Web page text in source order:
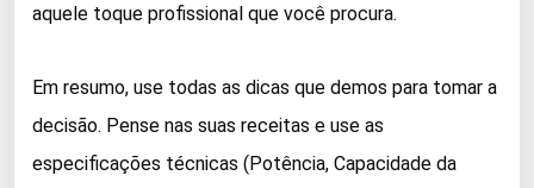
aquele toque profissional que você procura.
Em resumo, use todas as dicas que demos para tomar a
decisão. Pense nas suas receitas e use as
especificações técnicas (Potência, Capacidade da